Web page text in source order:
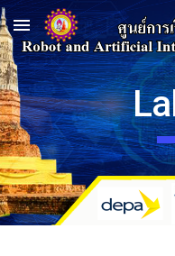
Skip to main content